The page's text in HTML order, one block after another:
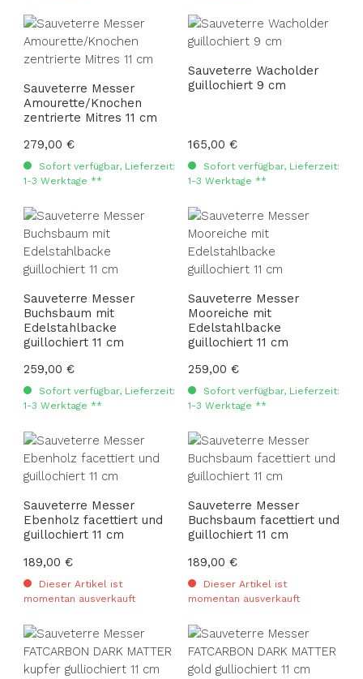
Sauveterre Messer
Amourette/Knochen
zentrierte Mitres 11 cm
Regulärer Preis:
279,00 €
Sofort verfügbar, Lieferzeit:
1-3 Werktage **
Sauveterre Wacholder
guillochiert 9 cm
Regulärer Preis:
165,00 €
Sofort verfügbar, Lieferzeit:
1-3 Werktage **
Sauveterre Messer
Buchsbaum mit
Edelstahlbacke
guillochiert 11 cm
Regulärer Preis:
259,00 €
Sofort verfügbar, Lieferzeit:
1-3 Werktage **
Sauveterre Messer
Mooreiche mit
Edelstahlbacke
guillochiert 11 cm
Regulärer Preis:
259,00 €
Sofort verfügbar, Lieferzeit:
1-3 Werktage **
Sauveterre Messer
Ebenholz facettiert und
guillochiert 11 cm
Regulärer Preis:
189,00 €
Dieser Artikel ist
momentan ausverkauft
Sauveterre Messer
Buchsbaum facettiert und
guillochiert 11 cm
Regulärer Preis:
189,00 €
Dieser Artikel ist
momentan ausverkauft